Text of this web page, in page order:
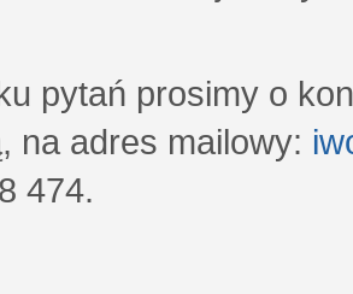
pytań prosimy o
na adres mailowy:
474.